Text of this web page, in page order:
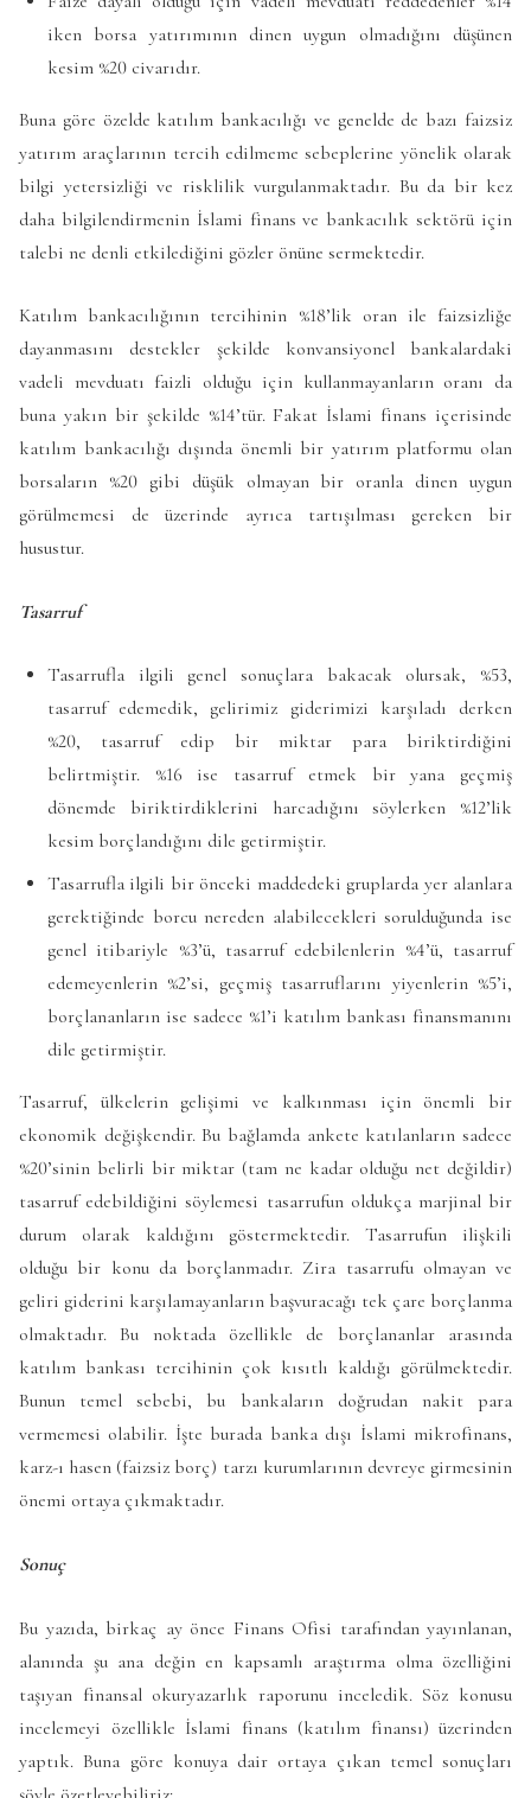
iken borsa yatırımının dinen uygun olmadığını düşünen
kesim %20 civarıdır.
Buna göre özelde katılım bankacılığı ve genelde de bazı faizsiz
yatırım araçlarının tercih edilmeme sebeplerine yönelik olarak
bilgi yetersizliği ve risklilik vurgulanmaktadır. Bu da bir kez
daha bilgilendirmenin İslami finans ve bankacılık sektörü için
talebi ne denli etkilediğini gözler önüne sermektedir.
Katılım bankacılığının tercihinin %18’lik oran ile faizsizliğe
dayanmasını destekler şekilde konvansiyonel bankalardaki
vadeli mevduatı faizli olduğu için kullanmayanların oranı da
buna yakın bir şekilde %14’tür. Fakat İslami finans içerisinde
katılım bankacılığı dışında önemli bir yatırım platformu olan
borsaların %20 gibi düşük olmayan bir oranla dinen uygun
görülmemesi de üzerinde ayrıca tartışılması gereken bir
husustur.
Tasarruf
Tasarrufla ilgili genel sonuçlara bakacak olursak, %53,
tasarruf edemedik, gelirimiz giderimizi karşıladı derken
%20, tasarruf edip bir miktar para biriktirdiğini
belirtmiştir. %16 ise tasarruf etmek bir yana geçmiş
dönemde biriktirdiklerini harcadığını söylerken %12’lik
kesim borçlandığını dile getirmiştir.
Tasarrufla ilgili bir önceki maddedeki gruplarda yer alanlara
gerektiğinde borcu nereden alabilecekleri sorulduğunda ise
genel itibariyle %3’ü, tasarruf edebilenlerin %4’ü, tasarruf
edemeyenlerin %2’si, geçmiş tasarruflarını yiyenlerin %5’i,
borçlananların ise sadece %1’i katılım bankası finansmanını
dile getirmiştir.
Tasarruf, ülkelerin gelişimi ve kalkınması için önemli bir
ekonomik değişkendir. Bu bağlamda ankete katılanların sadece
%20’sinin belirli bir miktar (tam ne kadar olduğu net değildir)
tasarruf edebildiğini söylemesi tasarrufun oldukça marjinal bir
durum olarak kaldığını göstermektedir. Tasarrufun ilişkili
olduğu bir konu da borçlanmadır. Zira tasarrufu olmayan ve
geliri giderini karşılamayanların başvuracağı tek çare borçlanma
olmaktadır. Bu noktada özellikle de borçlananlar arasında
katılım bankası tercihinin çok kısıtlı kaldığı görülmektedir.
Bunun temel sebebi, bu bankaların doğrudan nakit para
vermemesi olabilir. İşte burada banka dışı İslami mikrofinans,
karz-ı hasen (faizsiz borç) tarzı kurumlarının devreye girmesinin
önemi ortaya çıkmaktadır.
Sonuç
Bu yazıda, birkaç ay önce Finans Ofisi tarafından yayınlanan,
alanında şu ana değin en kapsamlı araştırma olma özelliğini
taşıyan finansal okuryazarlık raporunu inceledik. Söz konusu
incelemeyi özellikle İslami finans (katılım finansı) üzerinden
yaptık. Buna göre konuya dair ortaya çıkan temel sonuçları